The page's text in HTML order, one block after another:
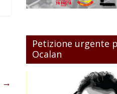
→
Petizione urgente
Ocalan